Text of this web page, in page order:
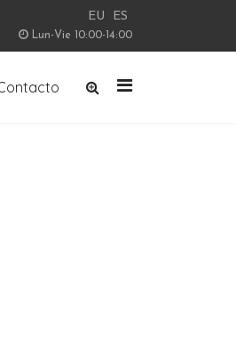
EU ES
Lun-Vie 10:00-14:00